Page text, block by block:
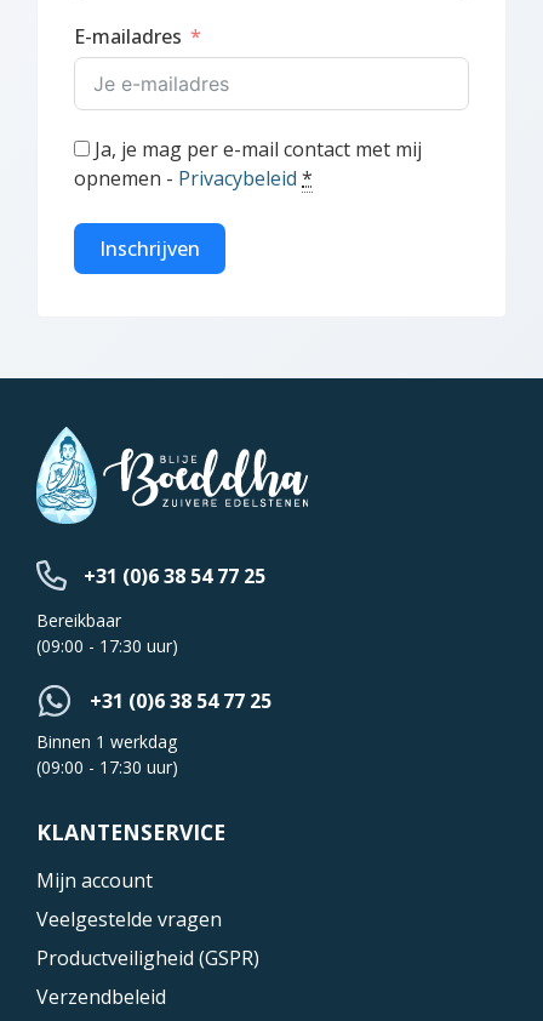
E-mailadres
Ja, je mag per e-mail contact met mij
opnemen - Privacybeleid *
Inschrijven
+31 (0)6 38 54 77 25
Bereikbaar
(09:00 - 17:30 uur)
+31 (0)6 38 54 77 25
Binnen 1 werkdag
(09:00 - 17:30 uur)
KLANTENSERVICE
Mijn account
Veelgestelde vragen
Productveiligheid (GSPR)
Verzendbeleid